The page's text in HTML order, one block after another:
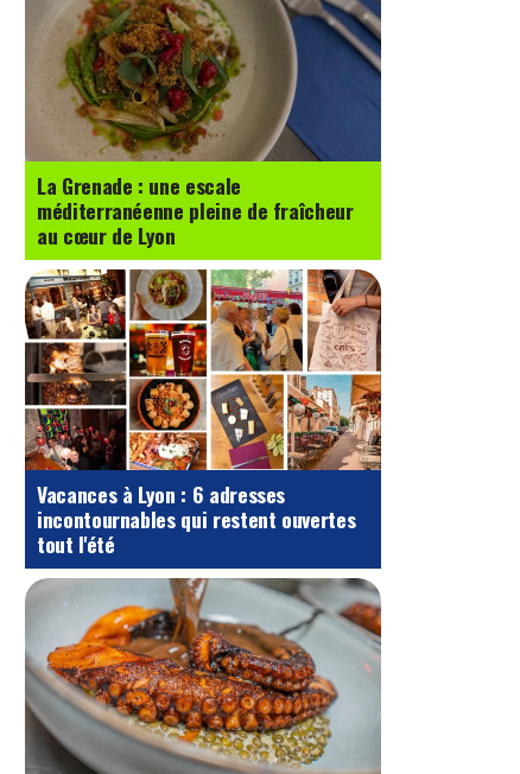
La Grenade : une escale
méditerranéenne pleine de fraîcheur
au cœur de Lyon
Vacances à Lyon : 6 adresses
incontournables qui restent ouvertes
tout l'été